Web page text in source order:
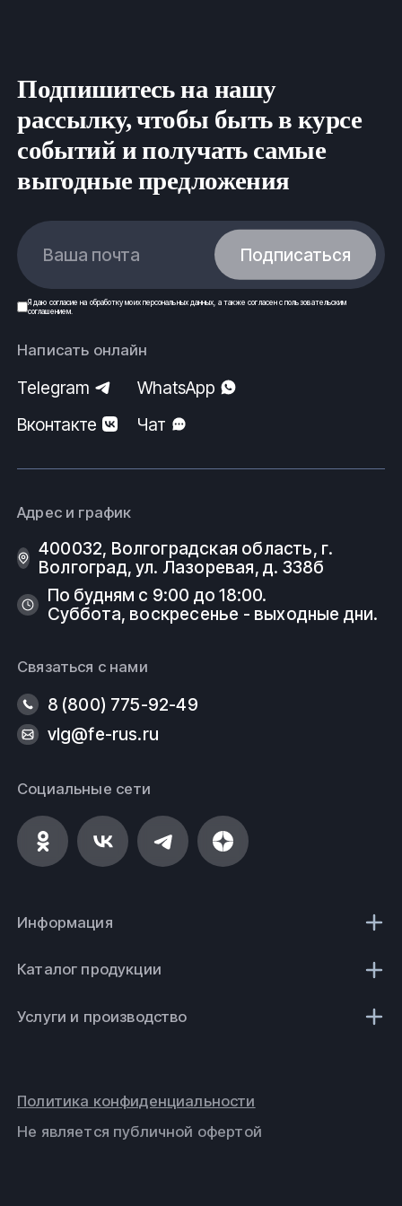
Подпишитесь на нашу
рассылку, чтобы быть в курсе
событий и получать самые
выгодные предложения
Ваша почта Подписаться
Я даю согласие на обработку моих персональных данных , а также согласен спользовательским
соглашением.
Написать онлайн
Telegram
WhatsApp
Вконтакте
Чат
Адрес и график
400032, Волгоградская область, г.
Волгоград, ул. Лазоревая, д. 338б
По будням с 9:00 до 18:00.
Суббота, воскресенье - выходные дни.
Связаться с нами
8 (800) 775-92-49
vlg@fe-rus.ru
Социальные сети
Информация
Каталог продукции
Услуги и производство
Не является публичной офертой
Политика конфиденциальности